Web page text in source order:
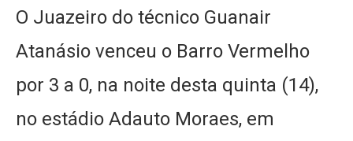
O Juazeiro do técnico Guanair
Atanásio venceu o Barro Vermelho
por 3 a 0, na noite desta quinta (14),
no estádio Adauto Moraes, em